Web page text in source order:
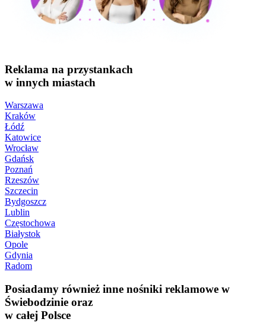
Reklama na przystankach
w innych miastach
Warszawa
Kraków
Łódź
Katowice
Wrocław
Gdańsk
Poznań
Rzeszów
Szczecin
Bydgoszcz
Lublin
Częstochowa
Białystok
Opole
Gdynia
Radom
Posiadamy również inne nośniki reklamowe w
Świebodzinie oraz
w całej Polsce